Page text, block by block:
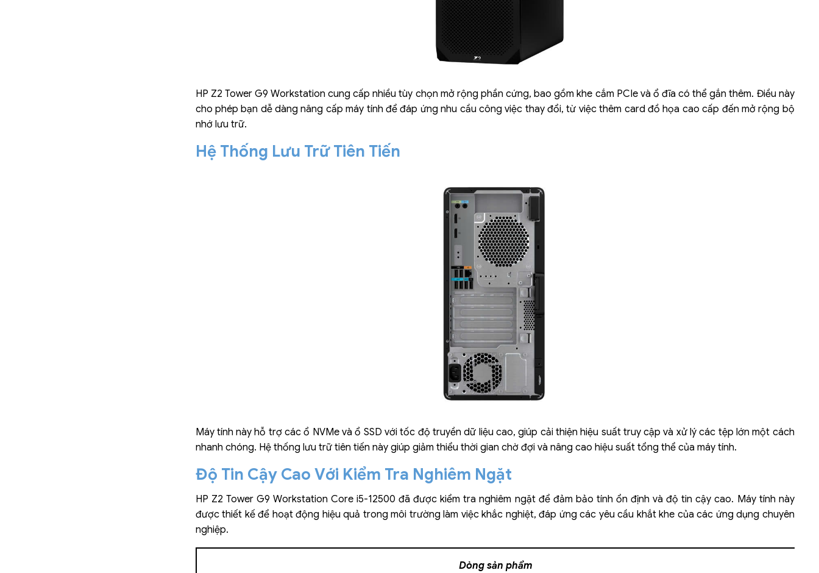
HP Z2 Tower G9 Workstation cung cấp nhiều tùy chọn mở rộng phần cứng, bao gồm khe cắm PCIe và ổ đĩa có thể gắn thêm. Điều này
cho phép bạn dễ dàng nâng cấp máy tính để đáp ứng nhu cầu công việc thay đổi, từ việc thêm card đồ họa cao cấp đến mở rộng bộ
nhớ lưu trữ.
Hệ Thống Lưu Trữ Tiên Tiến
Máy tính này hỗ trợ các ổ NVMe và ổ SSD với tốc độ truyền dữ liệu cao, giúp cải thiện hiệu suất truy cập và xử lý các tệp lớn một cách
nhanh chóng. Hệ thống lưu trữ tiên tiến này giúp giảm thiểu thời gian chờ đợi và nâng cao hiệu suất tổng thể của máy tính.
Độ Tin Cậy Cao Với Kiểm Tra Nghiêm Ngặt
HP Z2 Tower G9 Workstation Core i5-12500 đã được kiểm tra nghiêm ngặt để đảm bảo tính ổn định và độ tin cậy cao. Máy tính này
được thiết kế để hoạt động hiệu quả trong môi trường làm việc khắc nghiệt, đáp ứng các yêu cầu khắt khe của các ứng dụng chuyên
nghiệp.
Dòng sản phẩm